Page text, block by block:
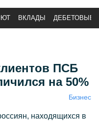
ВКЛАДЫ ДЕБЕТОВЫЕ
ПСБ
на 50%
Бизнес
находящихся в